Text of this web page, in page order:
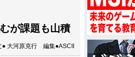
が課題も山積
● 大河原克行 編集●ASCII